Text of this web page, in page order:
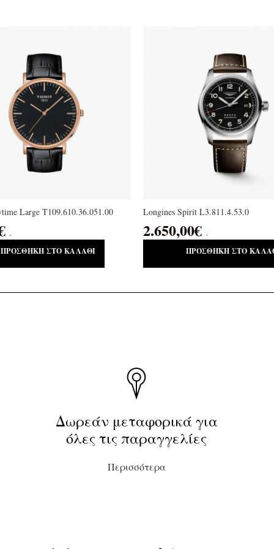
Large T109.610.36.051.00
.
ΠΡΟΣΘΉΚΗ ΣΤΟ ΚΑΛΆΘΙ
Longines Spirit L3.811.4.53.0
2.650,00€ .
ΠΡΟΣΘΉΚΗ ΣΤΟ
Δωρεάν μεταφορικά για
όλες τις παραγγελίες
Περισσότερα